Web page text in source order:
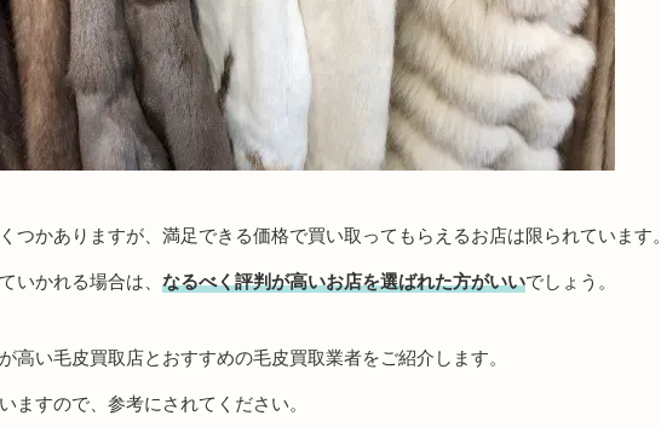
つかありますが、満足できる価格で買い取ってもらえるお店は限られています。
いかれる場合は、 なるべく評判が高いお店を選ばれた方がいいでしょう。
高い毛皮買取店とおすすめの毛皮買取業者をご紹介します。
ますので、参考にされてください。